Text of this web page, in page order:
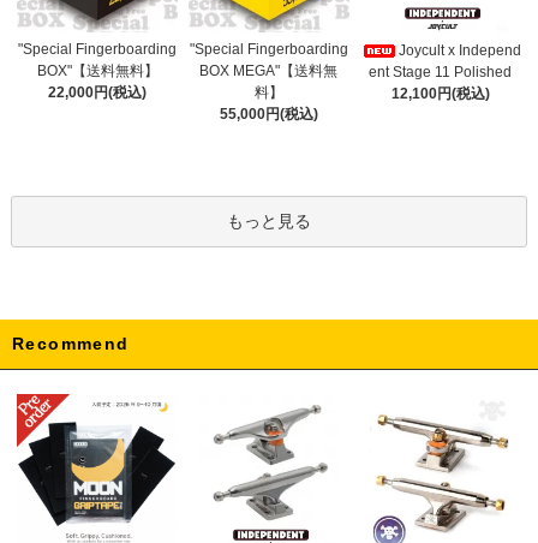
"Special Fingerboarding
BOX"【送料無料】
22,000円(税込)
"Special Fingerboarding
BOX MEGA"【送料無
料】
55,000円(税込)
Joycult x Independ
ent Stage 11 Polished
12,100円(税込)
もっと見る
Recommend